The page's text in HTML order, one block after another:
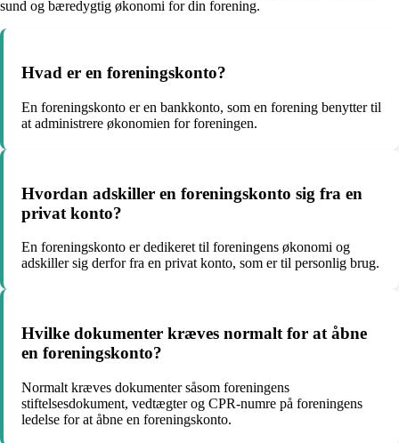
sund og bæredygtig økonomi for din forening.
Hvad er en foreningskonto?
En foreningskonto er en bankkonto, som en forening benytter til
at administrere økonomien for foreningen.
Hvordan adskiller en foreningskonto sig fra en
privat konto?
En foreningskonto er dedikeret til foreningens økonomi og
adskiller sig derfor fra en privat konto, som er til personlig brug.
Hvilke dokumenter kræves normalt for at åbne
en foreningskonto?
Normalt kræves dokumenter såsom foreningens
stiftelsesdokument, vedtægter og CPR-numre på foreningens
ledelse for at åbne en foreningskonto.